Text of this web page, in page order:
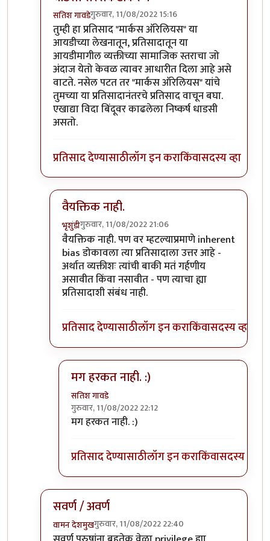
सतिश गावडेगुरुवार, 11/08/2022 15:16
In reply toPrivileged sir,byभृशुंडी
तुम्ही हा प्रतिसाद "मार्कस ऑरेलियस" या
आयडीच्या लेखनातून, प्रतिसादातून या
आयडीमागील व्यक्तीच्या सामाजिक स्तराचा जो
अंदाज येतो केवळ त्यावर आधारीत दिला आहे असे
वाटते. नसेल पटत तर "मार्कस ऑरेलियस" यांचे
तुमच्या या प्रतिसादानंतरचे प्रतिसाद वाचून बघा.
एखाद्या विदा बिंदूवर काढलेला निष्कर्ष धाडसी
असतो.
प्रतिसाद देण्यासाठीलॉग इन कराकिंवासदस्य व्हा
वैयक्तिक नाही.
भृशुंडीगुरुवार, 11/08/2022 21:06
In reply toधाडसी सरसकटीकरणbyसतिश गावडे
वैयक्तिक नाही. पण वर म्हटल्याप्रमाणे inherent
bias डोकावला त्या प्रतिसादाला उत्तर आहे -
अर्थात व्यक्तीशः त्यांची बाकी मतं गर्हणीय
असावीत किंवा नसावीत - पण त्याचा ह्या
प्रतिसादाशी संबंध नाही.
प्रतिसाद देण्यासाठीलॉग इन कराकिंवासदस्य व्हा
मग हरकत नाही. :)
सतिश गावडे
गुरुवार, 11/08/2022 22:12
In reply toवैयक्तिक नाही.
मग हरकत नाही. :)
प्रतिसाद देण्यासाठीलॉग इन कराकिंवासदस्य व्हा
सवर्ण / अवर्ण
वामन देशमुखगुरुवार, 11/08/2022 22:40